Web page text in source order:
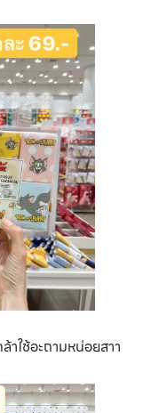
าใช้อะถามหน่อยสาา